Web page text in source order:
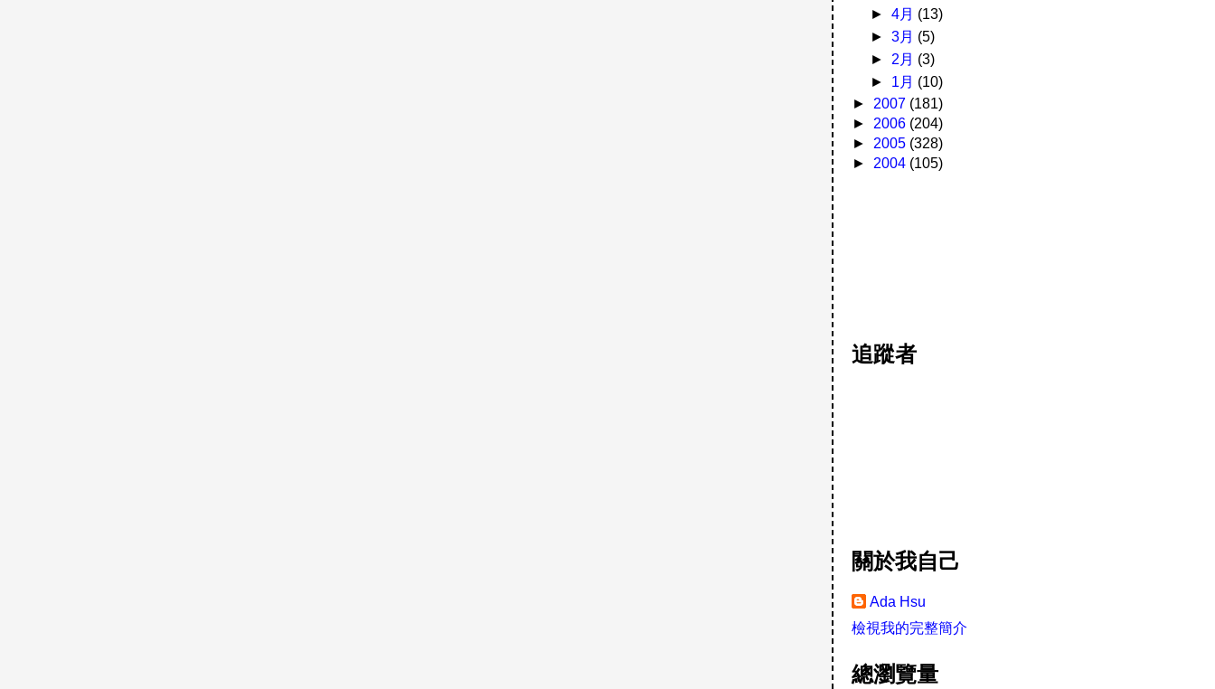
► 4月 (13)
► 3月 (5)
► 2月 (3)
► 1月 (10)
► 2007 (181)
► 2006 (204)
► 2005 (328)
► 2004 (105)
追蹤者
關於我自己
Ada Hsu
檢視我的完整簡介
總瀏覽量